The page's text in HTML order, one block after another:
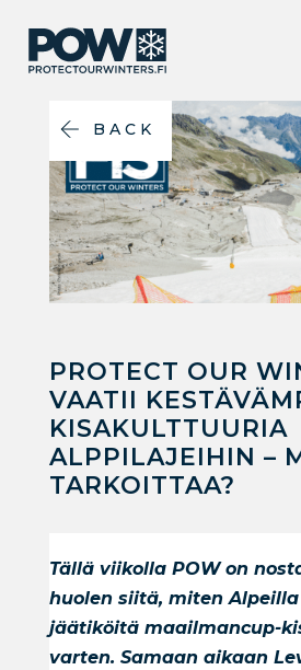
BACK
PROTECT OUR
VAATII
KISAKULTTUURIA
ALPPILAJEIHIN –
TARKOITTAA?
Tällä viikolla POW on
huolen siitä, miten
jäätiköitä maailmancup-
varten. Samaan aikaan